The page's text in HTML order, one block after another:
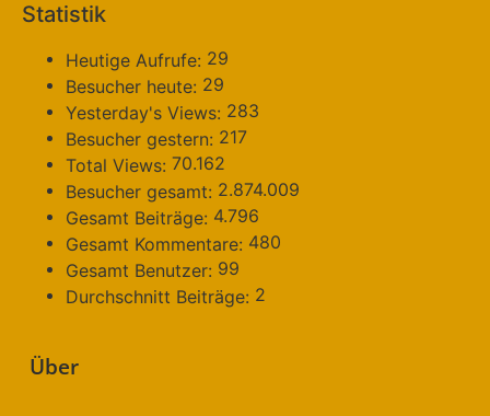
Statistik
Heutige Aufrufe: 29
Besucher heute: 29
Yesterday's Views: 283
Besucher gestern: 217
Total Views: 70.162
Besucher gesamt: 2.874.009
Gesamt Beiträge: 4.796
Gesamt Kommentare: 480
Gesamt Benutzer: 99
Durchschnitt Beiträge: 2
Über